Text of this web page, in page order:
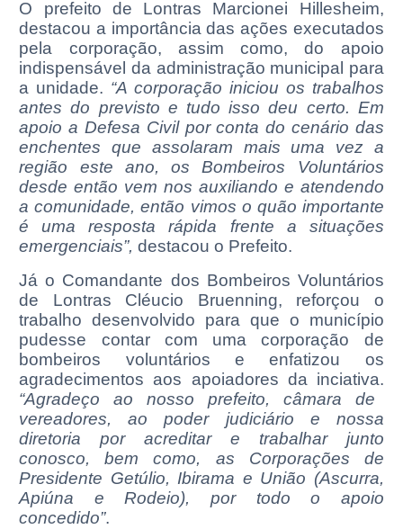
O prefeito de Lontras Marcionei Hillesheim,
destacou a importância das ações executados
pela corporação, assim como, do apoio
indispensável da administração municipal para
a unidade. “A corporação iniciou os trabalhos
antes do previsto e tudo isso deu certo. Em
apoio a Defesa Civil por conta do cenário das
enchentes que assolaram mais uma vez a
região este ano, os Bombeiros Voluntários
desde então vem nos auxiliando e atendendo
a comunidade, então vimos o quão importante
é uma resposta rápida frente a situações
emergenciais”, destacou o Prefeito.
Já o Comandante dos Bombeiros Voluntários
de Lontras Cléucio Bruenning, reforçou o
trabalho desenvolvido para que o município
pudesse contar com uma corporação de
bombeiros voluntários e enfatizou os
agradecimentos aos apoiadores da inciativa.
“Agradeço ao nosso prefeito, câmara de
vereadores, ao poder judiciário e nossa
diretoria por acreditar e trabalhar junto
conosco, bem como, as Corporações de
Presidente Getúlio, Ibirama e União (Ascurra,
Apiúna e Rodeio), por todo o apoio
concedido”.